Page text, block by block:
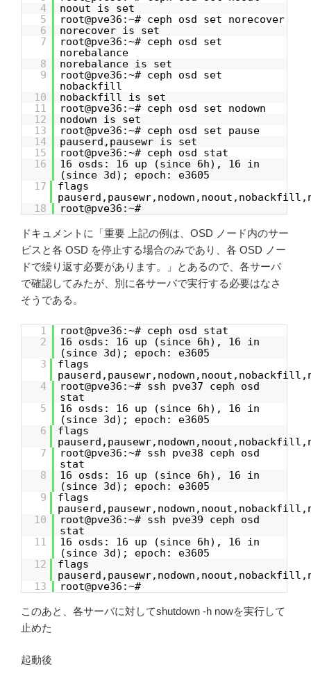
4
noout is set
5
root@pve36:~# ceph osd set norecover
6
norecover is set
7
root@pve36:~# ceph osd set
norebalance
8
norebalance is set
9
root@pve36:~# ceph osd set
nobackfill
10
nobackfill is set
11
root@pve36:~# ceph osd set nodown
12
nodown is set
13
root@pve36:~# ceph osd set pause
14
pauserd,pausewr is set
15
root@pve36:~# ceph osd stat
16
16 osds: 16 up (since 6h), 16 in
(since 3d); epoch: e3605
17
flags
18
root@pve36:~#
ドキュメントに「重要 上記の例は、OSD ノード内のサー
ビスと各 OSD を停止する場合のみであり、各 OSD ノー
ドで繰り返す必要があります。」とあるので、各サーバ
で確認してみたが、別に各サーバで実行する必要はなさ
そうである。
1
root@pve36:~# ceph osd stat
2
16 osds: 16 up (since 6h), 16 in
(since 3d); epoch: e3605
3
flags
4
root@pve36:~# ssh pve37 ceph osd
stat
5
16 osds: 16 up (since 6h), 16 in
(since 3d); epoch: e3605
6
flags
7
root@pve36:~# ssh pve38 ceph osd
stat
8
16 osds: 16 up (since 6h), 16 in
(since 3d); epoch: e3605
9
flags
10
root@pve36:~# ssh pve39 ceph osd
stat
11
16 osds: 16 up (since 6h), 16 in
(since 3d); epoch: e3605
12
flags
13
root@pve36:~#
このあと、各サーバに対してshutdown -h nowを実行して
止めた
起動後